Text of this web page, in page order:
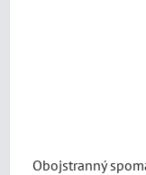
Obojstranný